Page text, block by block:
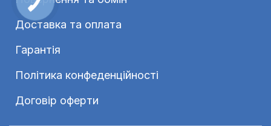
Доставка та оплата
Гарантія
Політика конфеденційності
Договір оферти